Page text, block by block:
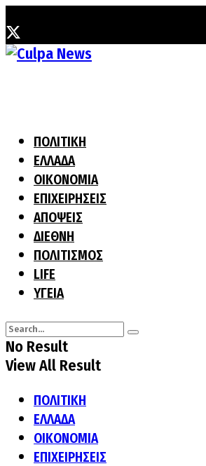
ΠΟΛΙΤΙΚΗ
ΕΛΛΑΔΑ
ΟΙΚΟΝΟΜΙΑ
ΕΠΙΧΕΙΡΗΣΕΙΣ
ΑΠΟΨΕΙΣ
ΔΙΕΘΝΗ
ΠΟΛΙΤΙΣΜΟΣ
LIFE
ΥΓΕΙΑ
No Result
View All Result
ΠΟΛΙΤΙΚΗ
ΕΛΛΑΔΑ
ΟΙΚΟΝΟΜΙΑ
ΕΠΙΧΕΙΡΗΣΕΙΣ